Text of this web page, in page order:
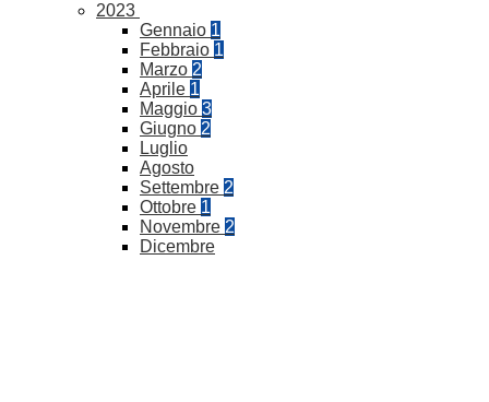
2023
Gennaio 1
Febbraio 1
Marzo 2
Aprile 1
Maggio 3
Giugno 2
Luglio
Agosto
Settembre 2
Ottobre 1
Novembre 2
Dicembre